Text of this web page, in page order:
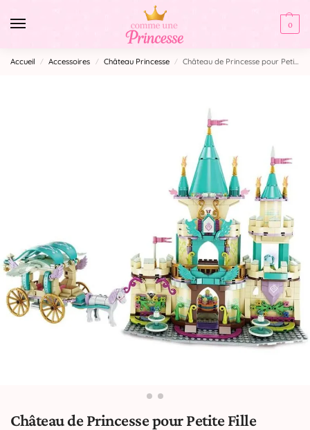
0
Accueil / Accessoires / Château Princesse / Château de Princesse pour Petite Fille
Château de Princesse pour Petite Fille